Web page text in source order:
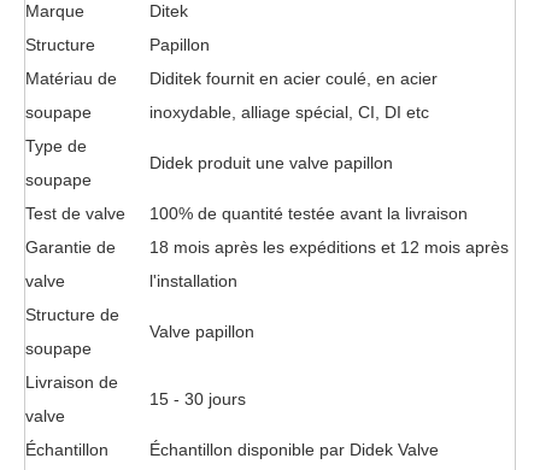
Marque
Ditek
Structure
Papillon
Matériau de
soupape
Diditek fournit en acier coulé, en acier
inoxydable, alliage spécial, CI, DI etc
Type de
soupape
Didek produit une valve papillon
Test de valve
100% de quantité testée avant la livraison
Garantie de
valve
18 mois après les expéditions et 12 mois après
l'installation
Structure de
soupape
Valve papillon
Livraison de
valve
15 - 30 jours
Échantillon Échantillon disponible par Didek Valve